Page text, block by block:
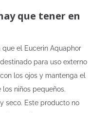
que tener en
el Eucerin Aquaphor
para uso externo
los ojos y mantenga el
niños pequeños.
seco. Este producto no